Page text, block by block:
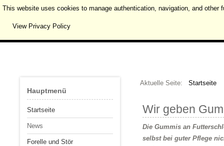
Hauptmenü
Startseite
News
Forelle und Stör
Aktuelle Seite: Startseite
Wir geben
Die Gummis an
selbst bei guter Pflege
This website uses cookies to manage authentication, navigation, and
View Privacy Policy